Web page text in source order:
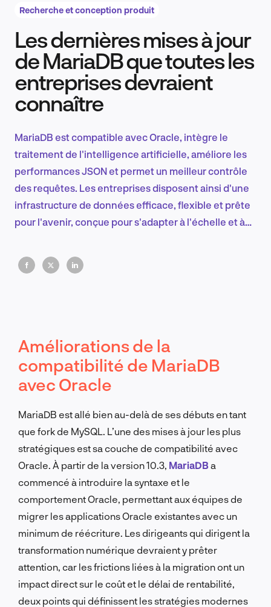
Recherche et conception produit
Tendances sectorielles
EN
FR
Recherche et conception produit
Les dernières mises à jour
de MariaDB que toutes les
entreprises devraient
connaître
MariaDB est compatible avec Oracle, intègre le
traitement de l'intelligence artificielle, améliore les
performances JSON et permet un meilleur contrôle
des requêtes. Les entreprises disposent ainsi d'une
infrastructure de données efficace, flexible et prête
pour l'avenir, conçue pour s'adapter à l'échelle et à
Améliorations de la
compatibilité de MariaDB
avec Oracle
MariaDB est allé bien au-delà de ses débuts en tant
que fork de MySQL. L’une des mises à jour les plus
stratégiques est sa couche de compatibilité avec
Oracle. À partir de la version 10.3, MariaDBa
commencé à introduire la syntaxe et le
comportement Oracle, permettant aux équipes de
migrer les applications Oracle existantes avec un
minimum de réécriture. Les dirigeants qui dirigent la
transformation numérique devraient y prêter
attention, car les frictions liées à la migration ont un
impact direct sur le coût et le délai de rentabilité,
deux points qui définissent les stratégies modernes